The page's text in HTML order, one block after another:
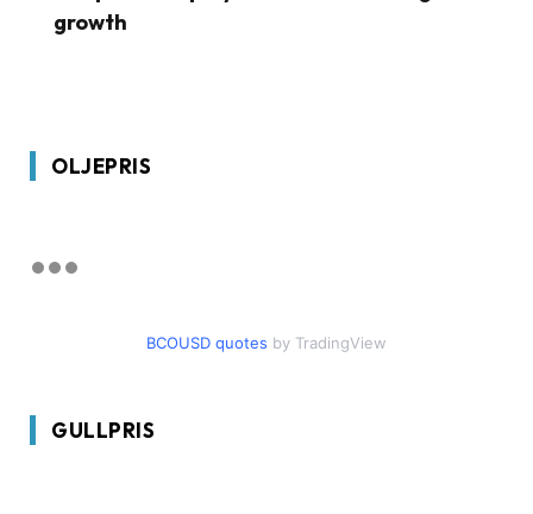
growth
OLJEPRIS
BCOUSD quotes by TradingView
GULLPRIS